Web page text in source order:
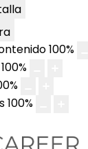
100%
100%
%
100%